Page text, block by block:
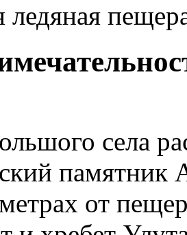
ледяная
села
памятник
от